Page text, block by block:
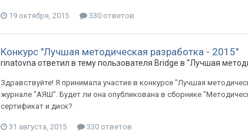
19 октября, 2015 330 ответов
Конкурс "Лучшая методическая разработка - 2015"
rinatovna ответил в тему пользователя Bridge в “Лучшая
Здравствуйте! Я принимала участие в конкурсе "Лучшая
журнале "АЯШ". Будет ли она опубликована в сборнике
сертификат и диск?
31 августа, 2015 330 ответов